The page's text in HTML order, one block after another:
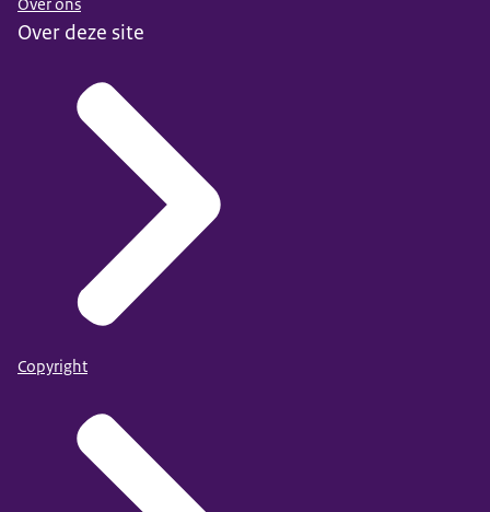
Over ons
Over deze site
Copyright